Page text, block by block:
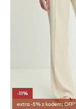
-11%
extra -5% z kodem: OFF*